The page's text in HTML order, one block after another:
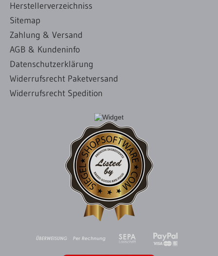
Herstellerverzeichniss
Sitemap
Zahlung & Versand
AGB & Kundeninfo
Datenschutzerklärung
Widerrufsrecht Paketversand
Widerrufsrecht Spedition